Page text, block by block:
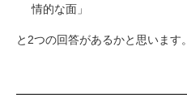
情的な面」
と2つの回答があるかと思います。